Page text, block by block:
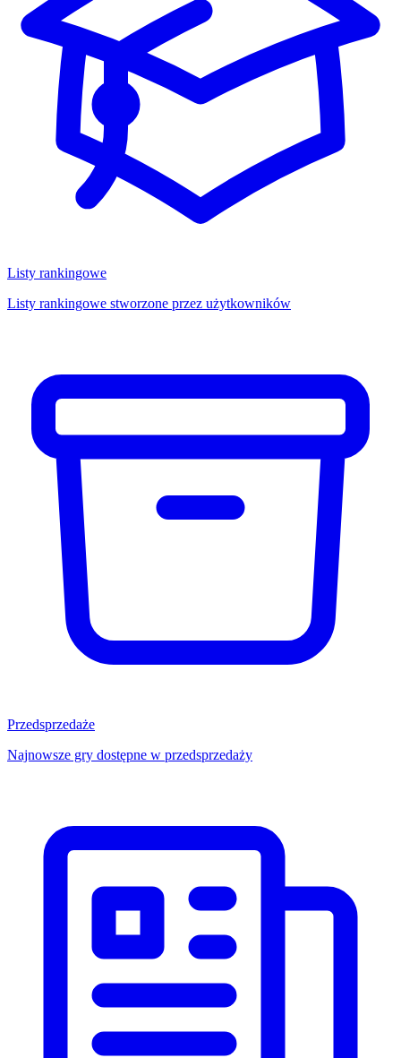
Listy rankingowe
Listy rankingowe stworzone przez użytkowników
Przedsprzedaże
Najnowsze gry dostępne w przedsprzedaży